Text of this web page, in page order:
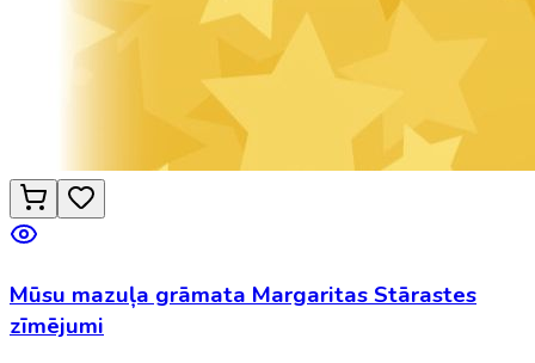
Mūsu mazuļa grāmata Margaritas Stārastes
zīmējumi